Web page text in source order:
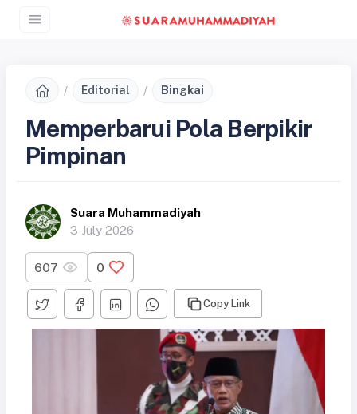
Editorial Bingkai
Memperbarui Pola Berpikir
Pimpinan
Suara Muhammadiyah
3 July 2026
607 0
Copy Link